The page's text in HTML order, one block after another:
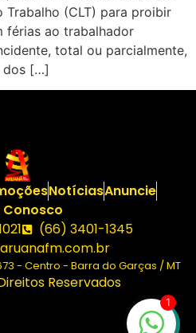
Trabalho (CLT) para proibir
férias ao trabalhador
total ou parcialmente,
dos […]
NotíciasAnuncie
Conosco
(66) 3401-1345
- Centro - Barra do Garças / MT
Reservados
1